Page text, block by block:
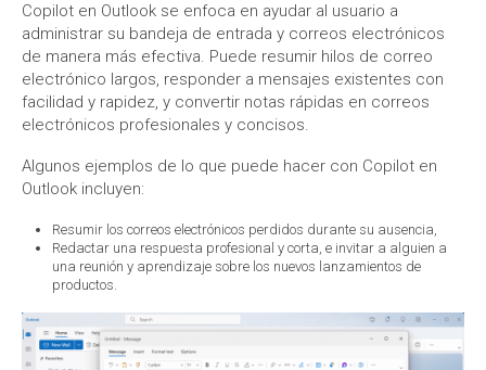
Copilot en Outlook se enfoca en ayudar al usuario a
administrar su bandeja de entrada y correos electrónicos
de manera más efectiva. Puede resumir hilos de correo
electrónico largos, responder a mensajes existentes con
facilidad y rapidez, y convertir notas rápidas en correos
electrónicos profesionales y concisos.
Algunos ejemplos de lo que puede hacer con Copilot en
Outlook incluyen:
Resumir los correos electrónicos perdidos durante su ausencia,
Redactar una respuesta profesional y corta, e invitar a alguien a
una reunión y aprendizaje sobre los nuevos lanzamientos de
productos.